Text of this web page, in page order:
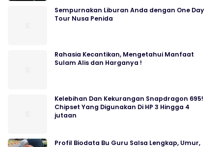
Sempurnakan Liburan Anda dengan One Day
Tour Nusa Penida
Rahasia Kecantikan, Mengetahui Manfaat
Sulam Alis dan Harganya !
Kelebihan Dan Kekurangan Snapdragon 695!
Chipset Yang Digunakan Di HP 3 Hingga 4
jutaan
Profil Biodata Bu Guru Salsa Lengkap, Umur,